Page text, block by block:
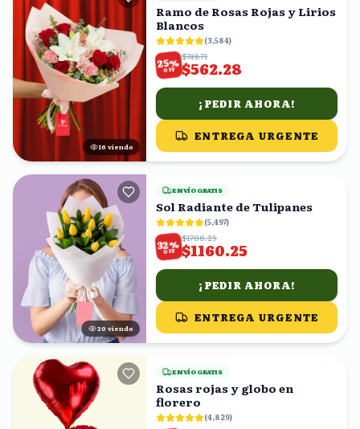
16 viendo
Ramo de Rosas Rojas y Lirios
Blancos
(3,584)
25%
OFF
$749.71
$562.28
¡PEDIR AHORA!
ENTREGA URGENTE
20 viendo
ENVÍO GRATIS
Sol Radiante de Tulipanes
(5,497)
32%
OFF
$1706.25
$1160.25
¡PEDIR AHORA!
ENTREGA URGENTE
ENVÍO GRATIS
Rosas rojas y globo en
florero
(4,829)